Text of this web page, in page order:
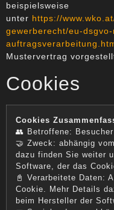
beispielsweise
unter https://
gewerberecht/eu-
Mustervertrag
Cookies
Cookies
👥 Betroffene:
🤝 Zweck: abhängig
dazu finden Sie weiter
Software, der das
📓 Verarbeitete Daten:
Cookie. Mehr Details
beim Hersteller der